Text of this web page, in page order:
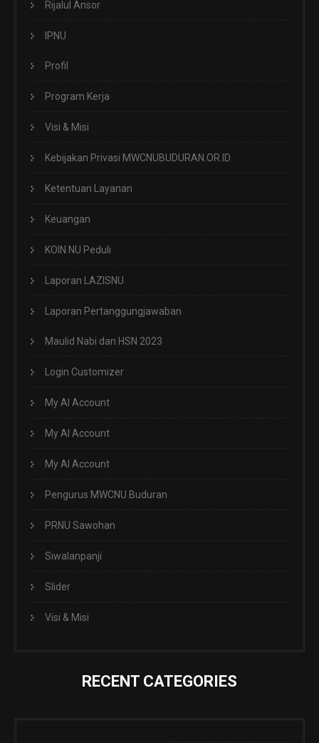
Rijalul Ansor
IPNU
Profil
Program Kerja
Visi & Misi
Kebijakan Privasi MWCNUBUDURAN.OR.ID
Ketentuan Layanan
Keuangan
KOIN NU Peduli
Laporan LAZISNU
Laporan Pertanggungjawaban
Maulid Nabi dan HSN 2023
Login Customizer
My AI Account
My AI Account
My AI Account
Pengurus MWCNU Buduran
PRNU Sawohan
Siwalanpanji
Slider
Visi & Misi
RECENT CATEGORIES